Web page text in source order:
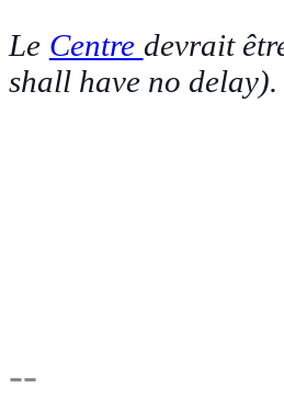
Le Centre devrait
shall have no delay).
--